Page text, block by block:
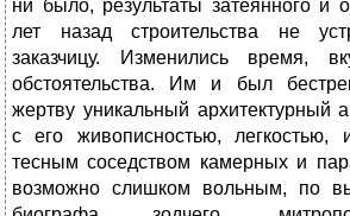
ни было, результаты затеянного и
лет назад строительства не
заказчицу. Изменились время,
обстоятельства. Им и был
жертву уникальный архитектурный
с его живописностью, легкостью,
тесным соседством камерных и
возможно слишком вольным, по